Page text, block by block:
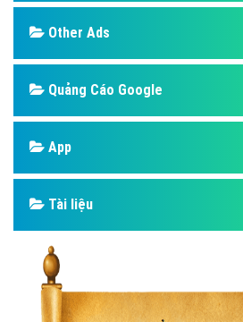
Other Ads
Quảng Cáo Google
App
Tài liệu